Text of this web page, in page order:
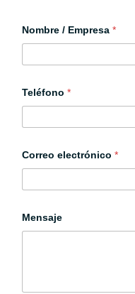
Nombre / Empresa *
Teléfono *
Correo electrónico *
Mensaje